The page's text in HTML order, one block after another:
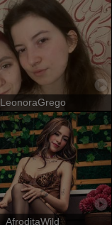
LeonoraGrego
AfroditaWild